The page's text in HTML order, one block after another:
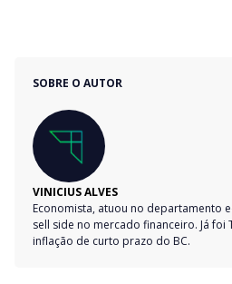
SOBRE O AUTOR
VINICIUS ALVES
Economista, atuou no departamento
sell side no mercado financeiro. Já
inflação de curto prazo do BC.